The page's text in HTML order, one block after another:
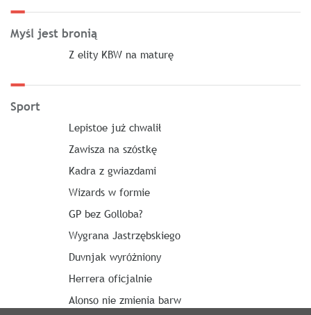
Myśl jest bronią
Z elity KBW na maturę
Sport
Lepistoe już chwalił
Zawisza na szóstkę
Kadra z gwiazdami
Wizards w formie
GP bez Golloba?
Wygrana Jastrzębskiego
Duvnjak wyróżniony
Herrera oficjalnie
Alonso nie zmienia barw